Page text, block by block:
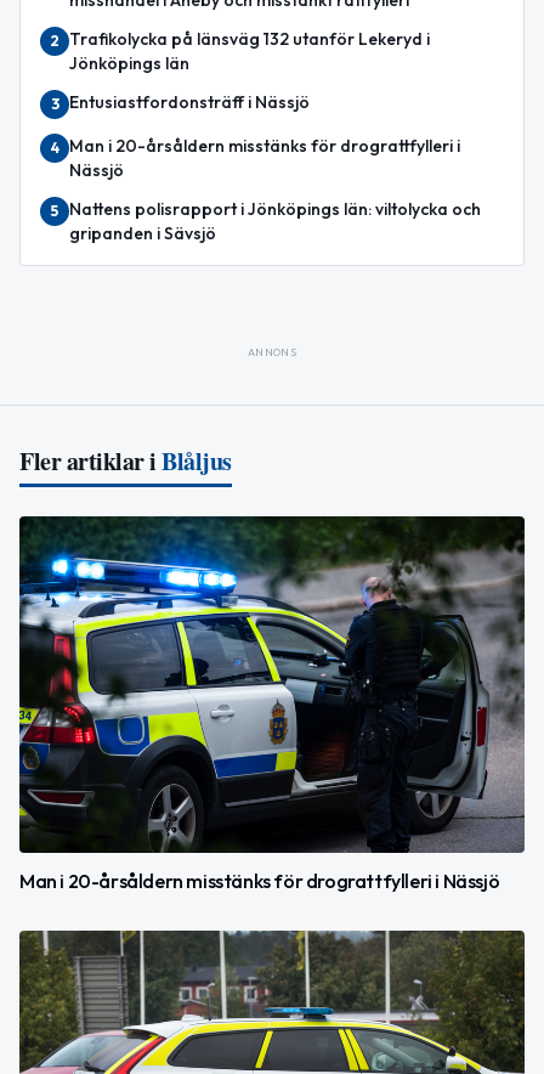
2
Trafikolycka på länsväg 132 utanför Lekeryd i
Jönköpings län
3 Entusiastfordonsträff i Nässjö
4
Man i 20-årsåldern misstänks för drograttfylleri i
Nässjö
5
Nattens polisrapport i Jönköpings län: viltolycka och
gripanden i Sävsjö
ANNONS
Fler artiklar iBlåljus
Man i 20-årsåldern misstänks för drograttfylleri i Nässjö